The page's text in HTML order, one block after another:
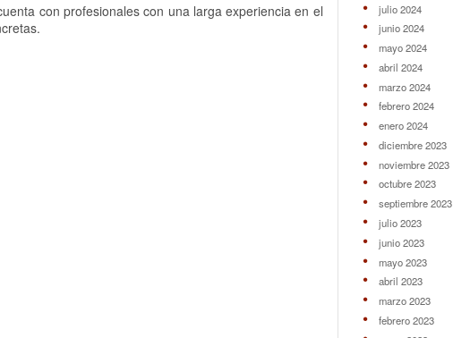
con profesionales con una larga experiencia en el
julio 2024
junio 2024
mayo 2024
abril 2024
marzo 2024
febrero 2024
enero 2024
diciembre 2023
noviembre 2023
octubre 2023
septiembre 2023
julio 2023
junio 2023
mayo 2023
abril 2023
marzo 2023
febrero 2023